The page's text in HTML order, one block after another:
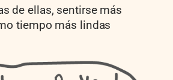
de ellas, sentirse más
tiempo más lindas